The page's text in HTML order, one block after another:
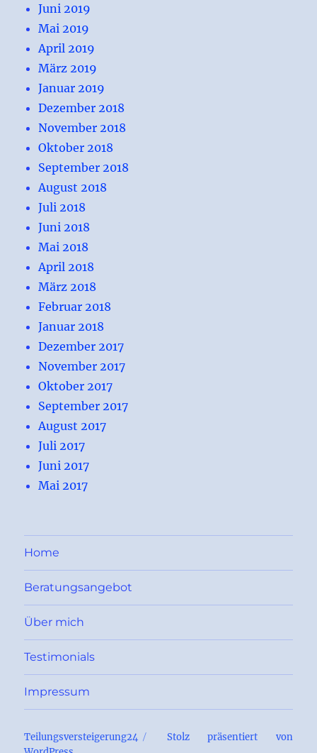
Juni 2019
Mai 2019
April 2019
März 2019
Januar 2019
Dezember 2018
November 2018
Oktober 2018
September 2018
August 2018
Juli 2018
Juni 2018
Mai 2018
April 2018
März 2018
Februar 2018
Januar 2018
Dezember 2017
November 2017
Oktober 2017
September 2017
August 2017
Juli 2017
Juni 2017
Mai 2017
Home
Beratungsangebot
Über mich
Testimonials
Impressum
Teilungsversteigerung24
Stolz präsentiert von